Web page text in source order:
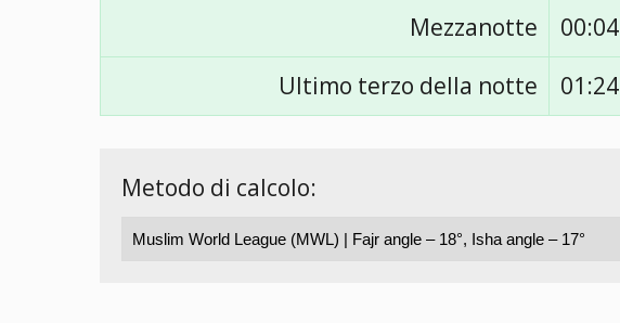
Mezzanotte
00:04
Ultimo terzo della notte
01:24
Metodo di calcolo: